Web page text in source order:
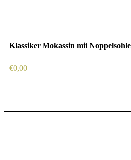
Klassiker Mokassin mit Noppelsohle
€0,00